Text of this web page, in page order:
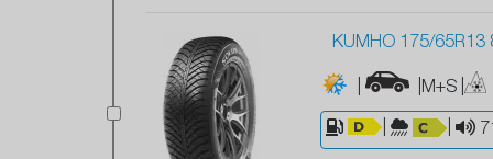
KUMHO 175/65R13
|M+S